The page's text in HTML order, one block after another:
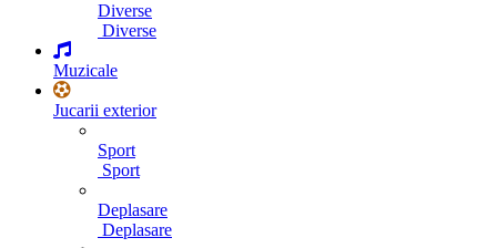
Diverse
Diverse
Muzicale
Jucarii exterior
Sport
Sport
Deplasare
Deplasare